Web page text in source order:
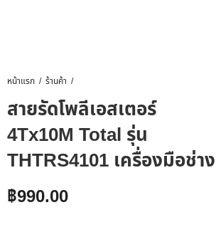
หน้าแรก ร้านค้า
สายรัดโพลีเอสเตอร์
4Tx10M Total รุ่น
THTRS4101 เครื่องมือช่าง
฿990.00